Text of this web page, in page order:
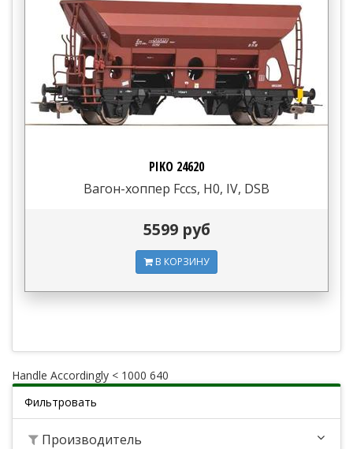
PIKO 24620
Вагон-хоппер Fccs, H0, IV, DSB
5599 руб
В КОРЗИНУ
Handle Accordingly < 1000 640
Фильтровать
Производитель